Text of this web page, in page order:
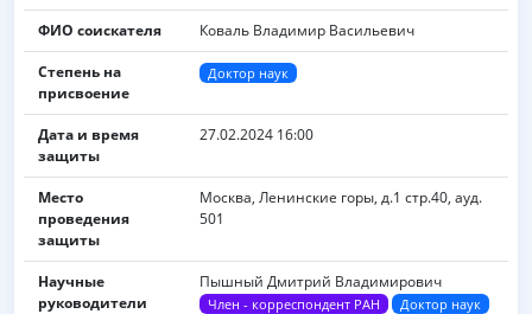
ФИО соискателя Коваль Владимир Васильевич
Степень на
присвоение
Доктор наук
Дата и время
защиты
27.02.2024 16:00
Место
проведения
защиты
Москва, Ленинские горы, д.1 стр.40, ауд.
501
Научные
руководители
Пышный Дмитрий Владимирович
Член - корреспондент РАН Доктор наук